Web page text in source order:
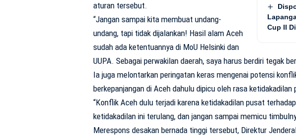
Cup II
aturan tersebut.
“Jangan sampai kita membuat undang-
undang, tapi tidak dijalankan! Hasil alam Aceh
sudah ada ketentuannya di MoU Helsinki dan
UUPA. Sebagai perwakilan daerah, saya harus berdiri tegak
Ia juga melontarkan peringatan keras mengenai potensi
berkepanjangan di Aceh dahulu dipicu oleh rasa
“Konflik Aceh dulu terjadi karena ketidakadilan pusat
ketidakadilan ini terulang, dan jangan sampai memicu
Merespons desakan bernada tinggi tersebut, Direktur